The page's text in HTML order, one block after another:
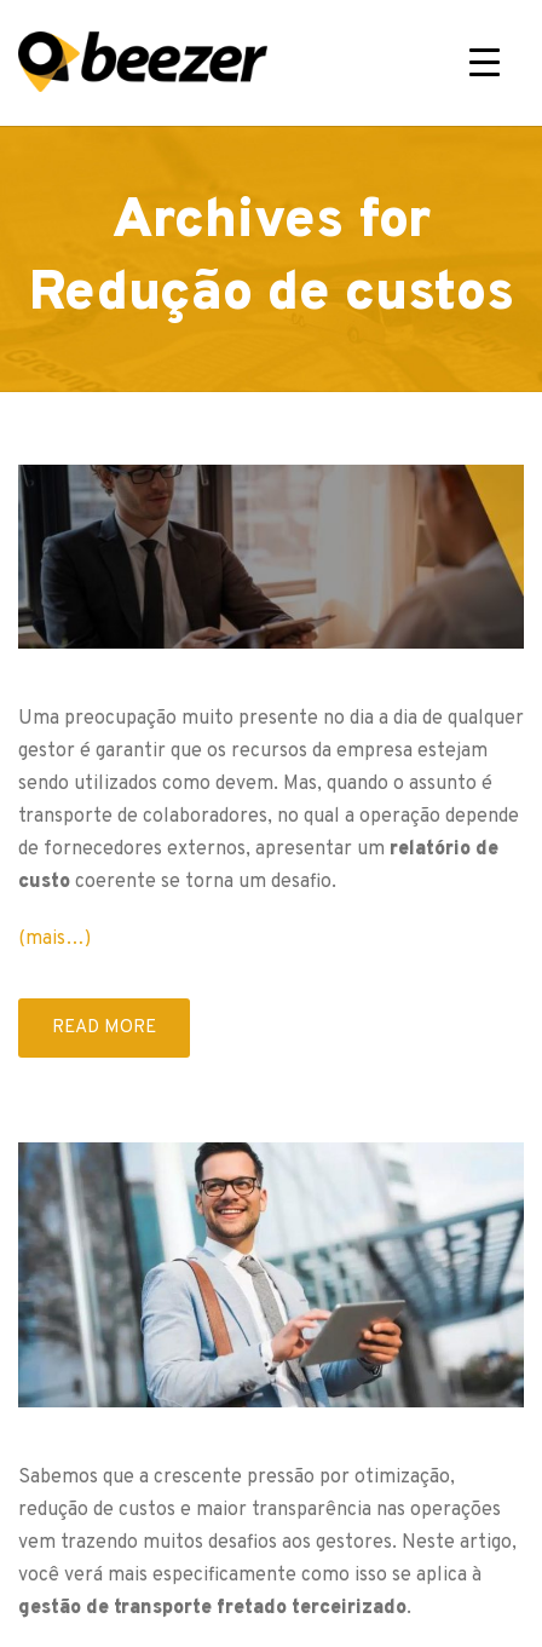
Archives for
Redução de custos
Uma preocupação muito presente no dia a dia de qualquer
gestor é garantir que os recursos da empresa estejam
sendo utilizados como devem. Mas, quando o assunto é
transporte de colaboradores, no qual a operação depende
de fornecedores externos, apresentar um relatório de
custo coerente se torna um desafio.
(mais…)
READ MORE
Sabemos que a crescente pressão por otimização,
redução de custos e maior transparência nas operações
vem trazendo muitos desafios aos gestores. Neste artigo,
você verá mais especificamente como isso se aplica à
gestão de transporte fretado terceirizado.